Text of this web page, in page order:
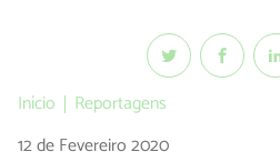
Início
Reportagens
12 de Fevereiro 2020